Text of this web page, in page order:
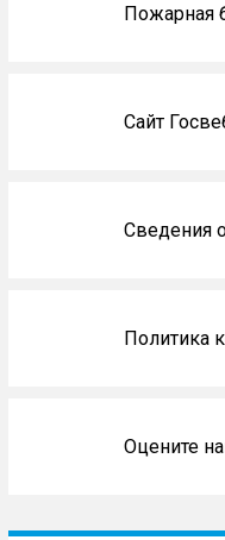
Пожарная
Сайт
Сведения
Политика
Оцените